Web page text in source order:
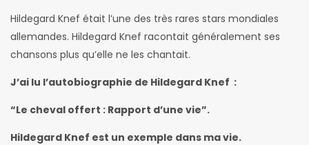
Hildegard Knef était l’une des très rares stars mondiales
allemandes. Hildegard Knef racontait généralement ses
chansons plus qu’elle ne les chantait.
J’ai lu l’autobiographie de Hildegard Knef :
“Le cheval offert : Rapport d’une vie”.
Hildegard Knef est un exemple dans ma vie.